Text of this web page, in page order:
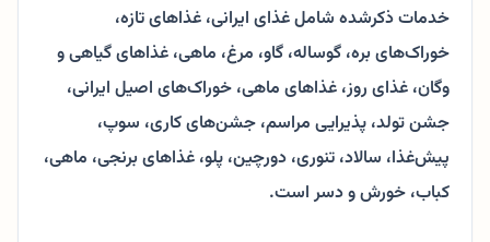
خدمات ذکرشده شامل غذای ایرانی، غذاهای تازه،
خوراک‌های بره، گوساله، گاو، مرغ، ماهی، غذاهای گیاهی و
وگان، غذای روز، غذاهای ماهی، خوراک‌های اصیل ایرانی،
جشن تولد، پذیرایی مراسم، جشن‌های کاری، سوپ،
پیش‌غذا، سالاد، تنوری، دورچین، پلو، غذاهای برنجی، ماهی،
کباب، خورش و دسر است.